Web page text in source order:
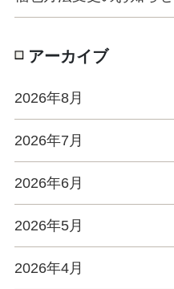
アーカイブ
2026年8月
2026年7月
2026年6月
2026年5月
2026年4月